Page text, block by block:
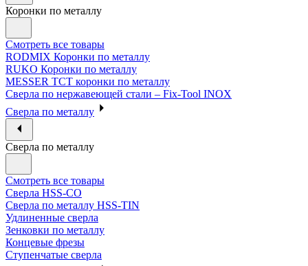
Коронки по металлу
Смотреть все товары
RODMIX Коронки по металлу
RUKO Коронки по металлу
MESSER ТСТ коронки по металлу
Сверла по нержавеющей стали – Fix-Tool INOX
Сверла по металлу
Сверла по металлу
Смотреть все товары
Сверла HSS-CO
Сверла по металлу HSS-TIN
Удлиненные сверла
Зенковки по металлу
Концевые фрезы
Ступенчатые сверла